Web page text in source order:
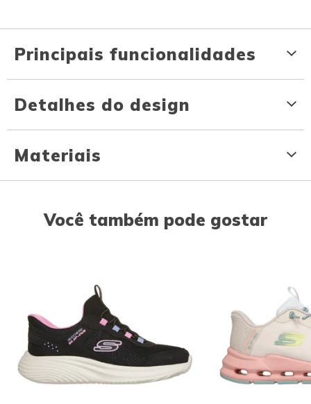
Principais funcionalidades
Detalhes do design
Materiais
Você também pode gostar